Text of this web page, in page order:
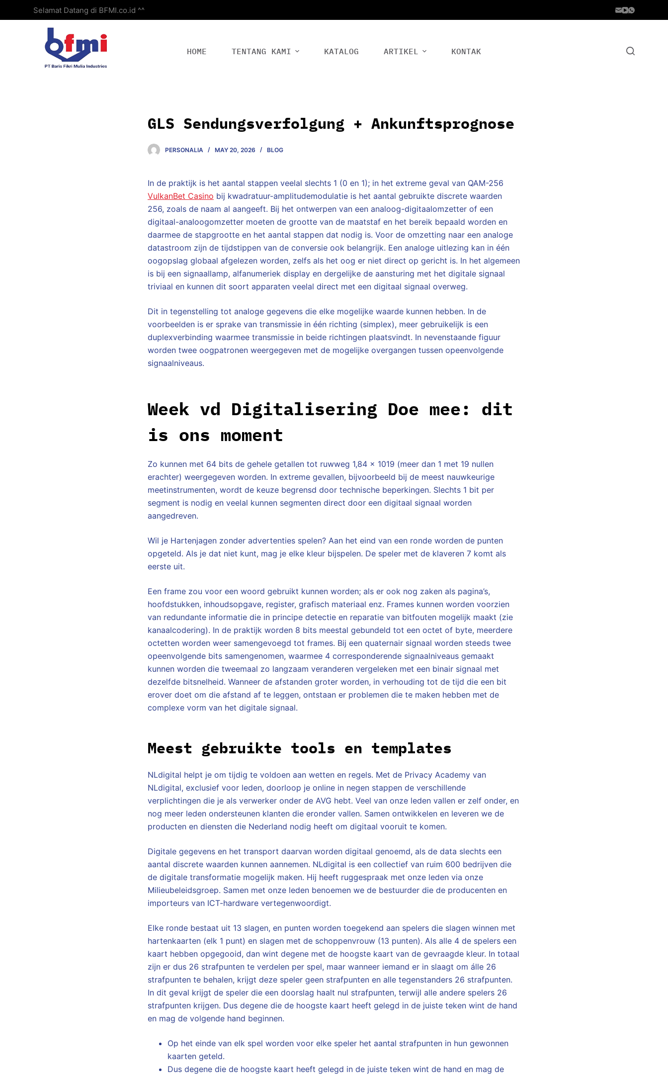
Selamat Datang di BFMI.co.id ^^
HOME TENTANG KAMI KATALOG ARTIKEL KONTAK
GLS Sendungsverfolgung + Ankunftsprognose
PERSONALIA MAY 20, 2026 BLOG
In de praktijk is het aantal stappen veelal slechts 1 (0 en 1); in het extreme geval van QAM-256
VulkanBet Casino bij kwadratuur-amplitudemodulatie is het aantal gebruikte discrete waarden
256, zoals de naam al aangeeft. Bij het ontwerpen van een analoog-digitaalomzetter of een
digitaal-analoogomzetter moeten de grootte van de maatstaf en het bereik bepaald worden en
daarmee de stapgrootte en het aantal stappen dat nodig is. Voor de omzetting naar een analoge
datastroom zijn de tijdstippen van de conversie ook belangrijk. Een analoge uitlezing kan in één
oogopslag globaal afgelezen worden, zelfs als het oog er niet direct op gericht is. In het algemeen
is bij een signaallamp, alfanumeriek display en dergelijke de aansturing met het digitale signaal
triviaal en kunnen dit soort apparaten veelal direct met een digitaal signaal overweg.
Dit in tegenstelling tot analoge gegevens die elke mogelijke waarde kunnen hebben. In de
voorbeelden is er sprake van transmissie in één richting (simplex), meer gebruikelijk is een
duplexverbinding waarmee transmissie in beide richtingen plaatsvindt. In nevenstaande figuur
worden twee oogpatronen weergegeven met de mogelijke overgangen tussen opeenvolgende
signaalniveaus.
Week vd Digitalisering Doe mee: dit
is ons moment
Zo kunnen met 64 bits de gehele getallen tot ruwweg 1,84 × 1019 (meer dan 1 met 19 nullen
erachter) weergegeven worden. In extreme gevallen, bijvoorbeeld bij de meest nauwkeurige
meetinstrumenten, wordt de keuze begrensd door technische beperkingen. Slechts 1 bit per
segment is nodig en veelal kunnen segmenten direct door een digitaal signaal worden
aangedreven.
Wil je Hartenjagen zonder advertenties spelen? Aan het eind van een ronde worden de punten
opgeteld. Als je dat niet kunt, mag je elke kleur bijspelen. De speler met de klaveren 7 komt als
eerste uit.
Een frame zou voor een woord gebruikt kunnen worden; als er ook nog zaken als pagina’s,
hoofdstukken, inhoudsopgave, register, grafisch materiaal enz. Frames kunnen worden voorzien
van redundante informatie die in principe detectie en reparatie van bitfouten mogelijk maakt (zie
kanaalcodering). In de praktijk worden 8 bits meestal gebundeld tot een octet of byte, meerdere
octetten worden weer samengevoegd tot frames. Bij een quaternair signaal worden steeds twee
opeenvolgende bits samengenomen, waarmee 4 corresponderende signaalniveaus gemaakt
kunnen worden die tweemaal zo langzaam veranderen vergeleken met een binair signaal met
dezelfde bitsnelheid. Wanneer de afstanden groter worden, in verhouding tot de tijd die een bit
erover doet om die afstand af te leggen, ontstaan er problemen die te maken hebben met de
complexe vorm van het digitale signaal.
Meest gebruikte tools en templates
NLdigital helpt je om tijdig te voldoen aan wetten en regels. Met de Privacy Academy van
NLdigital, exclusief voor leden, doorloop je online in negen stappen de verschillende
verplichtingen die je als verwerker onder de AVG hebt. Veel van onze leden vallen er zelf onder, en
nog meer leden ondersteunen klanten die eronder vallen. Samen ontwikkelen en leveren we de
producten en diensten die Nederland nodig heeft om digitaal vooruit te komen.
Digitale gegevens en het transport daarvan worden digitaal genoemd, als de data slechts een
aantal discrete waarden kunnen aannemen. NLdigital is een collectief van ruim 600 bedrijven die
de digitale transformatie mogelijk maken. Hij heeft ruggespraak met onze leden via onze
Milieubeleidsgroep. Samen met onze leden benoemen we de bestuurder die de producenten en
importeurs van ICT-hardware vertegenwoordigt.
Elke ronde bestaat uit 13 slagen, en punten worden toegekend aan spelers die slagen winnen met
hartenkaarten (elk 1 punt) en slagen met de schoppenvrouw (13 punten). Als alle 4 de spelers een
kaart hebben opgegooid, dan wint degene met de hoogste kaart van de gevraagde kleur. In totaal
zijn er dus 26 strafpunten te verdelen per spel, maar wanneer iemand er in slaagt om álle 26
strafpunten te behalen, krijgt deze speler geen strafpunten en alle tegenstanders 26 strafpunten.
In dit geval krijgt de speler die een doorslag haalt nul strafpunten, terwijl alle andere spelers 26
strafpunten krijgen. Dus degene die de hoogste kaart heeft gelegd in de juiste teken wint de hand
en mag de volgende hand beginnen.
Op het einde van elk spel worden voor elke speler het aantal strafpunten in hun gewonnen
kaarten geteld.
Dus degene die de hoogste kaart heeft gelegd in de juiste teken wint de hand en mag de